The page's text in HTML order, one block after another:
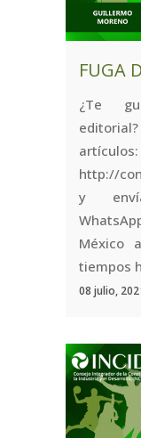
FUGA
¿Te
artículos:
http://
y
México
tiempos
08 julio,